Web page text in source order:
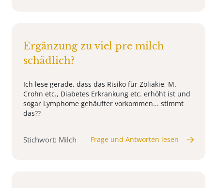
Ergänzung zu viel pre milch
schädlich?
Ich lese gerade, dass das Risiko für Zöliakie, M.
Crohn etc., Diabetes Erkrankung etc. erhöht ist und
sogar Lymphome gehäufter vorkommen... stimmt
das??
Stichwort: Milch Frage und Antworten lesen